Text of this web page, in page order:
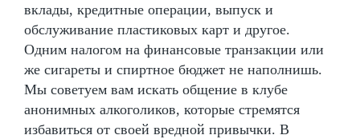
вклады, кредитные операции, выпуск и
обслуживание пластиковых карт и другое.
Одним налогом на финансовые транзакции или
же сигареты и спиртное бюджет не наполнишь.
Мы советуем вам искать общение в клубе
анонимных алкоголиков, которые стремятся
избавиться от своей вредной привычки. В